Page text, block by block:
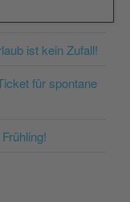
ist kein Zufall!
für spontane